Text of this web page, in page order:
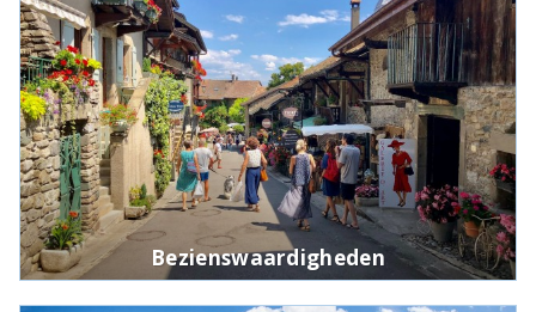
Bezienswaardigheden